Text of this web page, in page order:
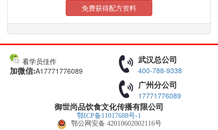
免费获得配方资料
看学员佳作
加微信:A17771776089
武汉总公司
400-788-9338
广州分公司
17771776089
御世尚品饮食文化传播有限公司
鄂ICP备11017688号-1
鄂公网安备 42010602002116号